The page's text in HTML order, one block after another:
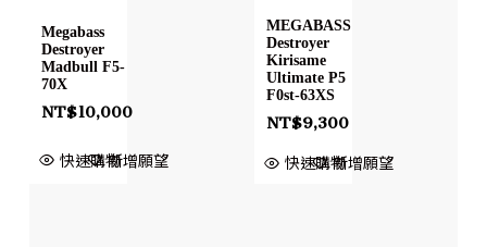
Megabass
Destroyer
Madbull F5-
70X
NT$10,000
快速購物新增願望
MEGABASS
Destroyer
Kirisame
Ultimate P5
F0st-63XS
NT$9,300
快速購物新增願望